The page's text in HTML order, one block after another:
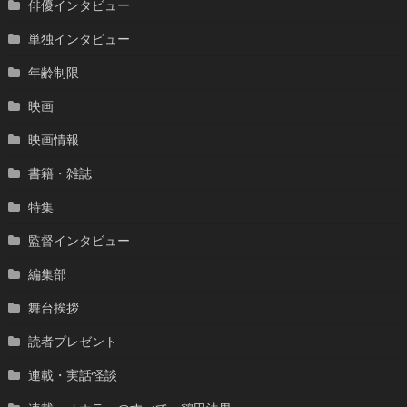
俳優インタビュー
単独インタビュー
年齢制限
映画
映画情報
書籍・雑誌
特集
監督インタビュー
編集部
舞台挨拶
読者プレゼント
連載・実話怪談